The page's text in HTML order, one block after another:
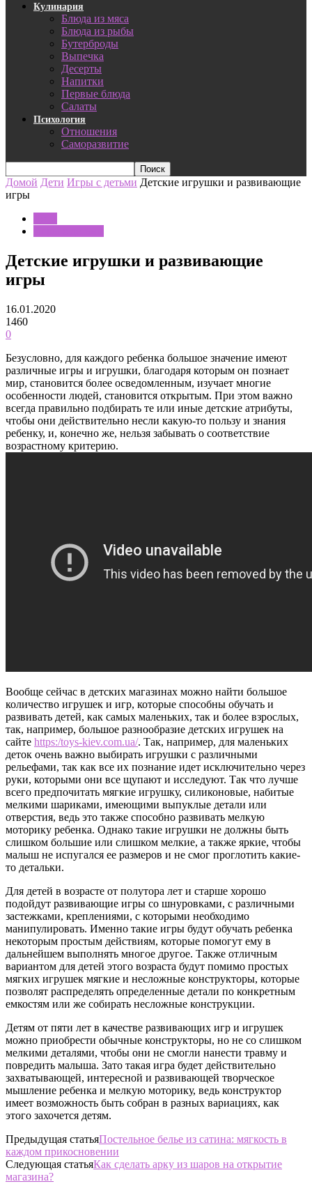
Кулинария
Блюда из мяса
Блюда из рыбы
Бутерброды
Выпечка
Десерты
Напитки
Первые блюда
Салаты
Психология
Отношения
Саморазвитие
Домой Дети Игры с детьми Детские игрушки и развивающие
игры
Детские игрушки и развивающие
игры
16.01.2020
1460
0
Безусловно, для каждого ребенка большое значение имеют
различные игры и игрушки, благодаря которым он познает
мир, становится более осведомленным, изучает многие
особенности людей, становится открытым. При этом важно
всегда правильно подбирать те или иные детские атрибуты,
чтобы они действительно несли какую-то пользу и знания
ребенку, и, конечно же, нельзя забывать о соответствие
возрастному критерию.
Вообще сейчас в детских магазинах можно найти большое
количество игрушек и игр, которые способны обучать и
развивать детей, как самых маленьких, так и более взрослых,
так, например, большое разнообразие детских игрушек на
сайте https:/toys-kiev.com.ua/. Так, например, для маленьких
деток очень важно выбирать игрушки с различными
рельефами, так как все их познание идет исключительно через
руки, которыми они все щупают и исследуют. Так что лучше
всего предпочитать мягкие игрушку, силиконовые, набитые
мелкими шариками, имеющими выпуклые детали или
отверстия, ведь это также способно развивать мелкую
моторику ребенка. Однако такие игрушки не должны быть
слишком большие или слишком мелкие, а также яркие, чтобы
малыш не испугался ее размеров и не смог проглотить какие-
то детальки.
Для детей в возрасте от полутора лет и старше хорошо
подойдут развивающие игры со шнуровками, с различными
застежками, креплениями, с которыми необходимо
манипулировать. Именно такие игры будут обучать ребенка
некоторым простым действиям, которые помогут ему в
дальнейшем выполнять многое другое. Также отличным
вариантом для детей этого возраста будут помимо простых
мягких игрушек мягкие и несложные конструкторы, которые
позволят распределять определенные детали по конкретным
емкостям или же собирать несложные конструкции.
Детям от пяти лет в качестве развивающих игр и игрушек
можно приобрести обычные конструкторы, но не со слишком
мелкими деталями, чтобы они не смогли нанести травму и
повредить малыша. Зато такая игра будет действительно
захватывающей, интересной и развивающей творческое
мышление ребенка и мелкую моторику, ведь конструктор
имеет возможность быть собран в разных вариациях, как
этого захочется детям.
Предыдущая статьяПостельное белье из сатина: мягкость в
каждом прикосновении
Следующая статьяКак сделать арку из шаров на открытие
магазина?